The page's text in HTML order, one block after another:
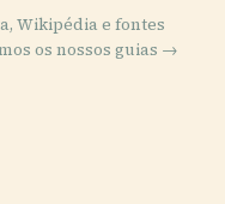
Wikipédia e fontes
os nossos guias →